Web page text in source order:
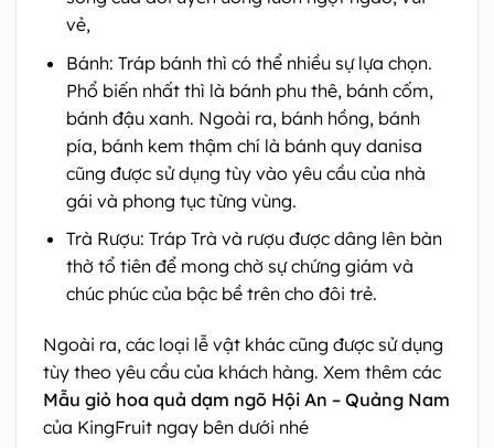
vẻ,
Bánh: Tráp bánh thì có thể nhiều sự lựa chọn.
Phổ biến nhất thì là bánh phu thê, bánh cốm,
bánh đậu xanh. Ngoài ra, bánh hồng, bánh
pía, bánh kem thậm chí là bánh quy danisa
cũng được sử dụng tùy vào yêu cầu của nhà
gái và phong tục từng vùng.
Trà Rượu: Tráp Trà và rượu được dâng lên bàn
thờ tổ tiên để mong chờ sự chứng giám và
chúc phúc của bậc bề trên cho đôi trẻ.
Ngoài ra, các loại lễ vật khác cũng được sử dụng
tùy theo yêu cầu của khách hàng. Xem thêm các
Mẫu giỏ hoa quả dạm ngõ Hội An – Quảng Nam
của KingFruit ngay bên dưới nhé